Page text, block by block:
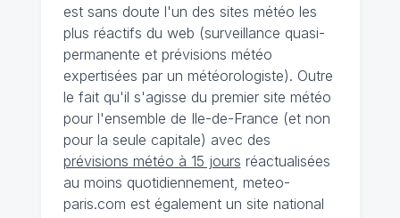
est sans doute l'un des sites météo les
plus réactifs du web (surveillance quasi-
permanente et prévisions météo
expertisées par un météorologiste). Outre
le fait qu'il s'agisse du premier site météo
pour l'ensemble de Ile-de-France (et non
pour la seule capitale) avec des
prévisions météo à 15 jours réactualisées
au moins quotidiennement, meteo-
paris.com est également un site national